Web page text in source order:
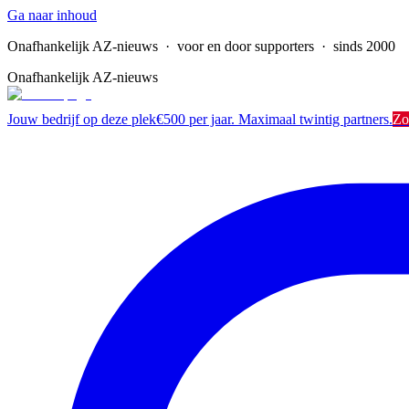
Ga naar inhoud
Onafhankelijk AZ-nieuws · voor en door supporters · sinds 2000
Onafhankelijk AZ-nieuws
Jouw bedrijf op deze plek€500 per jaar. Maximaal twintig partners.